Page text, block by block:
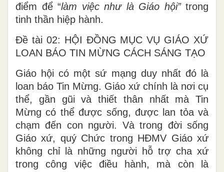
điểm để “làm việc như là Giáo hội”trong
tinh thần hiệp hành.
Đề tài 02: HỘI ĐỒNG MỤC VỤ GIÁO XỨ
LOAN BÁO TIN MỪNG CÁCH SÁNG TẠO
Giáo hội có một sứ mạng duy nhất đó là
loan báo Tin Mừng. Giáo xứ chính là nơi cụ
thể, gần gũi và thiết thân nhất mà Tin
Mừng có thể được sống, được lan tỏa và
chạm đến con người. Và trong đời sống
Giáo xứ, quý Chức trong HĐMV Giáo xứ
không chỉ là những người hỗ trợ cha xứ
trong công việc điều hành, mà còn là